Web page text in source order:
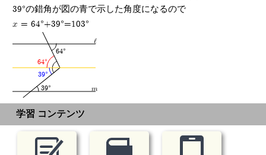
39°の錯角が図の青で示した角度になるので
x = 64°+39°=103°
l
m
64°
39°
64°
39°
学習 コンテンツ